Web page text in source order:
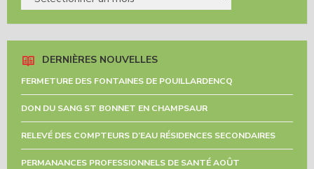
DERNIÈRES NOUVELLES
FERMETURE DES FONTAINES DE POUILLARDENCQ
DON DU SANG ST BONNET EN CHAMPSAUR
RELEVÉ DES COMPTEURS D’EAU RÉSIDENCES SECONDAIRES
PERMANANCES PROFESSIONNELS DE SANTÉ AOÛT